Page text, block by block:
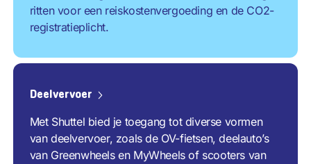
ritten voor een reiskostenvergoeding en de CO2-
registratieplicht.
Deelvervoer
Met Shuttel bied je toegang tot diverse vormen
van deelvervoer, zoals de OV-fietsen, deelauto’s
van Greenwheels en MyWheels of scooters van